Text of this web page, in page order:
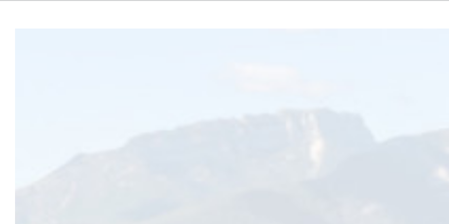
L’univers street art rayonnera lors du plus grand festival européen dans Grenoble et son agglomération du 27 mai au 26 juin